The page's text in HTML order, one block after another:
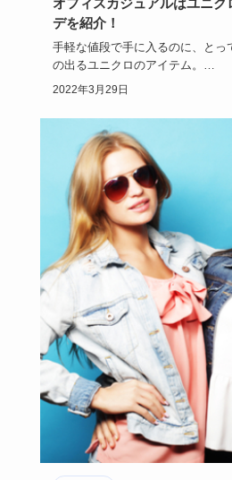
オフィスカジュアルはユニ
デを紹介！
手軽な値段で手に入るのに、とっ
の出るユニクロのアイテム。
そんなユニクロのアイテムは、オ
2022年3月29日